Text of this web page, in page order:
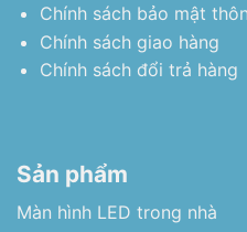
Chính sách bảo mật
Chính sách giao hàng
Chính sách đổi trả hàng
Sản phẩm
Màn hình LED trong nhà